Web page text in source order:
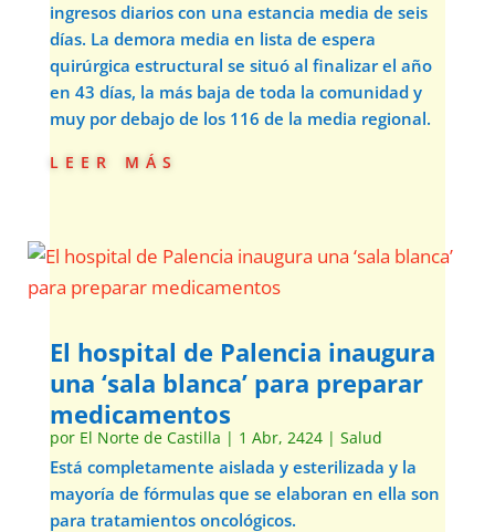
ingresos diarios con una estancia media de seis
días. La demora media en lista de espera
quirúrgica estructural se situó al finalizar el año
en 43 días, la más baja de toda la comunidad y
muy por debajo de los 116 de la media regional.
leer más
El hospital de Palencia inaugura
una ‘sala blanca’ para preparar
medicamentos
por El Norte de Castilla | 1 Abr, 2424| Salud
Está completamente aislada y esterilizada y la
mayoría de fórmulas que se elaboran en ella son
para tratamientos oncológicos.